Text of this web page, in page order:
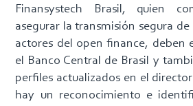
Finansystech Brasil, quien
asegurar la transmisión segura
actores del open finance, deben
el Banco Central de Brasil y
perfiles actualizados en el
hay un reconocimiento e